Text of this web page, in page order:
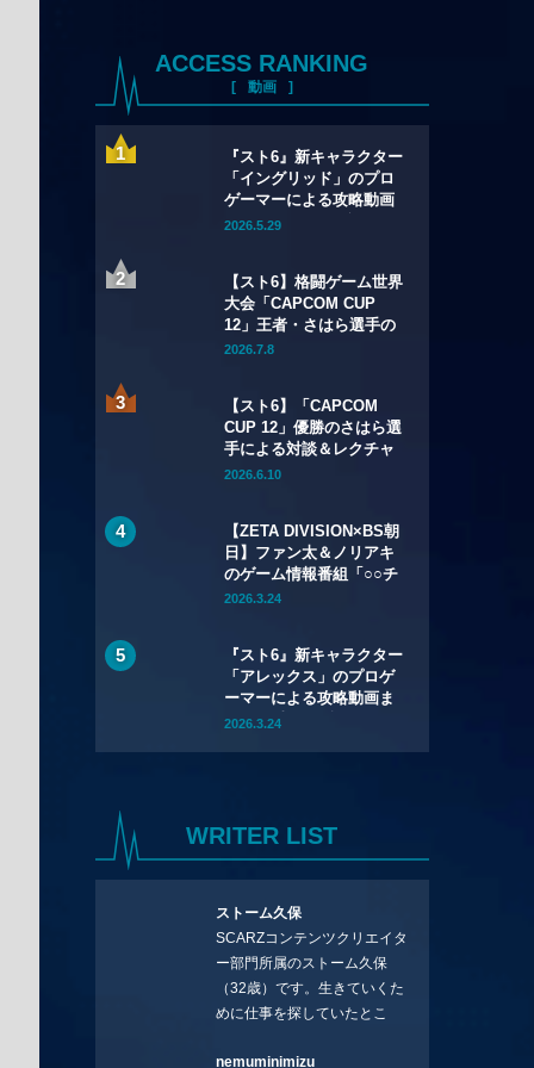
ACCESS RANKING
動画
『スト6』新キャラクター
「イングリッド」のプロ
ゲーマーによる攻略動画
まとめ 見た目に反し、え
2026.5.29
【スト6】格闘ゲーム世界
大会「CAPCOM CUP
12」王者・さはら選手の
スペシャルインタビュー
わったこと
2026.7.8
【スト6】「CAPCOM
CUP 12」優勝のさはら選
手による対談＆レクチャ
ー動画が公開！
2026.6.10
【ZETA DIVISION×BS朝
日】ファン太＆ノリアキ
のゲーム情報番組「○○チ
ュートリアル！」が3月
ちが登場
2026.3.24
『スト6』新キャラクター
「アレックス」のプロゲ
ーマーによる攻略動画ま
とめ 過去一の“詐欺”キャ
2026.3.24
WRITER LIST
ストーム久保
SCARZコンテンツクリエイタ
ー部門所属のストーム久保
（32歳）です。生きていくた
めに仕事を探していたとこ
コラムを連載させてもらえる
nemuminimizu